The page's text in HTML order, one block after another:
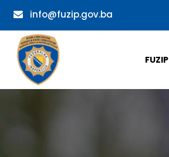
info@fuzip.gov.ba
FUZIP